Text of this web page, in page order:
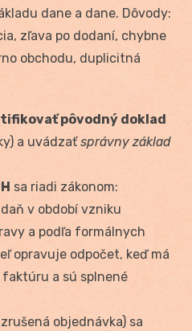
dane a dane. Dôvody:
zľava po dodaní, chybne
obchodu, duplicitná
pôvodný doklad
a uvádzaťsprávny základ
sa riadi zákonom:
v období vzniku
a podľa formálnych
opravuje odpočet, keď má
a sú splnené
objednávka) sa